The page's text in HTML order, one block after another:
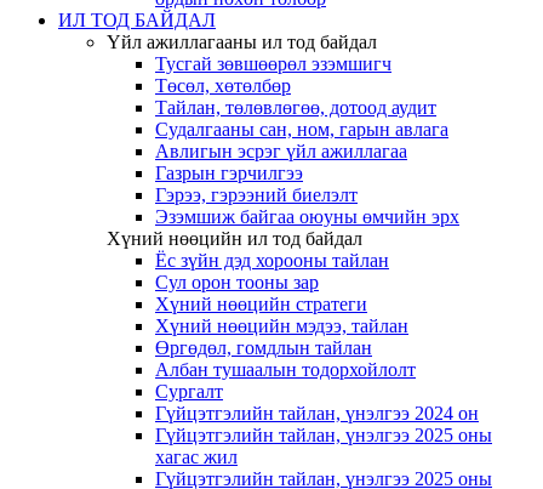
ИЛ ТОД БАЙДАЛ
Үйл ажиллагааны ил тод байдал
Тусгай зөвшөөрөл эзэмшигч
Төсөл, хөтөлбөр
Тайлан, төлөвлөгөө, дотоод аудит
Судалгааны сан, ном, гарын авлага
Авлигын эсрэг үйл ажиллагаа
Газрын гэрчилгээ
Гэрээ, гэрээний биелэлт
Эзэмшиж байгаа оюуны өмчийн эрх
Хүний нөөцийн ил тод байдал
Ёс зүйн дэд хорооны тайлан
Сул орон тооны зар
Хүний нөөцийн стратеги
Хүний нөөцийн мэдээ, тайлан
Өргөдөл, гомдлын тайлан
Албан тушаалын тодорхойлолт
Сургалт
Гүйцэтгэлийн тайлан, үнэлгээ 2024 он
Гүйцэтгэлийн тайлан, үнэлгээ 2025 оны
хагас жил
Гүйцэтгэлийн тайлан, үнэлгээ 2025 оны